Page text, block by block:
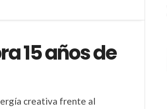
15 años de
creativa frente al